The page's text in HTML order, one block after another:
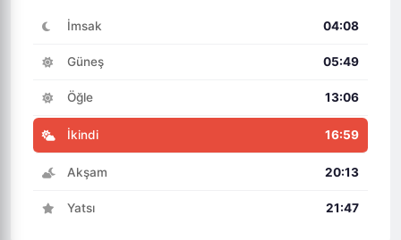
İmsak 04:08
Güneş 05:49
Öğle 13:06
İkindi 16:59
Akşam 20:13
Yatsı 21:47